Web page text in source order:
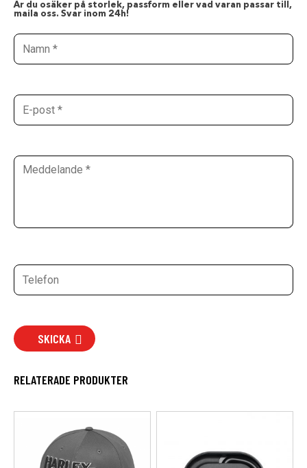
Är du osäker på storlek, passform eller vad varan passar till,
maila oss. Svar inom 24h!
SKICKA
RELATERADE PRODUKTER